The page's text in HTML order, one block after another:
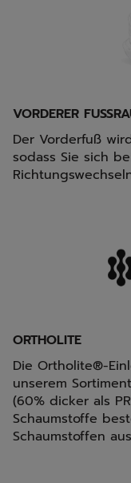
VORDERER
Der Vorderfuß
sodass Sie sich
ORTHOLITE
Die Ortholite®-
unserem
(60% dicker als
Schaumstoffe
Schaumstoffen